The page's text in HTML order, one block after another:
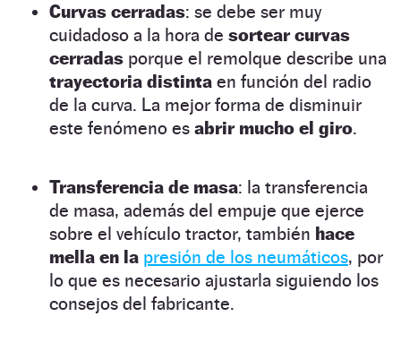
Curvas cerradas: se debe ser muy
cuidadoso a la hora de sortear curvas
cerradas porque el remolque describe una
trayectoria distinta en función del radio
de la curva. La mejor forma de disminuir
este fenómeno es abrir mucho el giro.
Transferencia de masa: la transferencia
de masa, además del empuje que ejerce
sobre el vehículo tractor, también hace
mella en la presión de los neumáticos, por
lo que es necesario ajustarla siguiendo los
consejos del fabricante.